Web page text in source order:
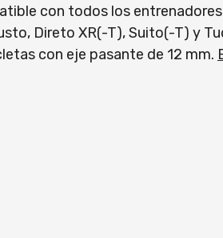
con todos los
Direto XR(-T), Suito(-T) y
con eje pasante de 12 mm.